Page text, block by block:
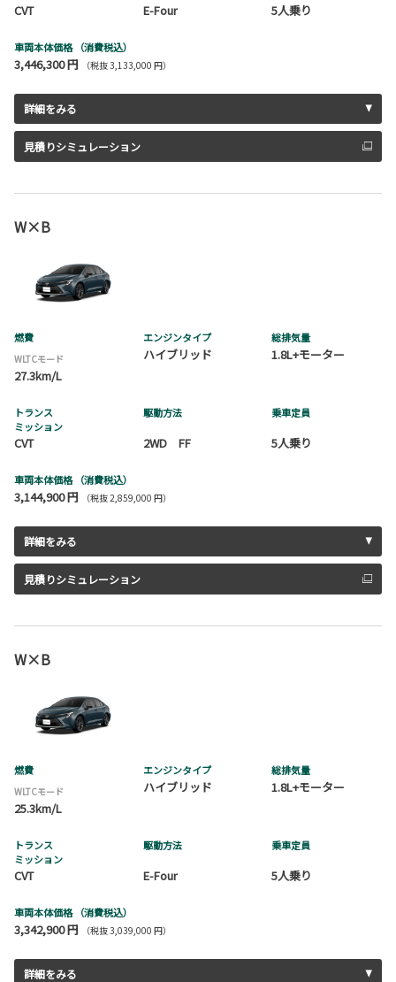
CVT E-Four 5人乗り
車両本体価格 （消費税込）
3,446,300 円 （税抜 3,133,000 円）
詳細をみる
見積りシミュレーション
W×B
燃費
WLTCモード
27.3km/L
エンジンタイプ
ハイブリッド
総排気量
1.8L+モーター
トランス
ミッション
CVT
駆動方法
2WD FF
乗車定員
5人乗り
車両本体価格 （消費税込）
3,144,900 円 （税抜 2,859,000 円）
詳細をみる
見積りシミュレーション
W×B
燃費
WLTCモード
25.3km/L
エンジンタイプ
ハイブリッド
総排気量
1.8L+モーター
トランス
ミッション
CVT
駆動方法
E-Four
乗車定員
5人乗り
車両本体価格 （消費税込）
3,342,900 円 （税抜 3,039,000 円）
詳細をみる